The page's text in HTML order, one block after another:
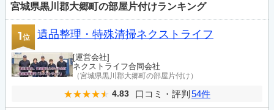
宮城県黒川郡大郷町の部屋片付けランキング
1位 遺品整理・特殊清掃ネクストライフ
[運営会社]
ネクストライフ合同会社
（宮城県黒川郡大郷町の部屋片付け）
4.83 口コミ・評判 54件